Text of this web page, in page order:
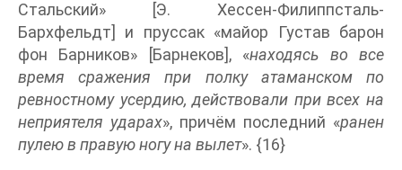
Стальский» [Э. Хессен-Филиппсталь-
Бархфельдт] и пруссак «майор Густав барон
фон Барников» [Барнеков], «находясь во все
время сражения при полку атаманском по
ревностному усердию, действовали при всех на
неприятеля ударах», причём последний «ранен
пулею в правую ногу на вылет». {16}